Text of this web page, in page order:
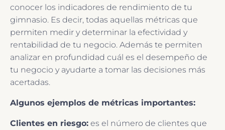
conocer los indicadores de rendimiento de tu
gimnasio. Es decir, todas aquellas métricas que
permiten medir y determinar la efectividad y
rentabilidad de tu negocio. Además te permiten
analizar en profundidad cuál es el desempeño de
tu negocio y ayudarte a tomar las decisiones más
acertadas.
Algunos ejemplos de métricas importantes:
Clientes en riesgo: es el número de clientes que